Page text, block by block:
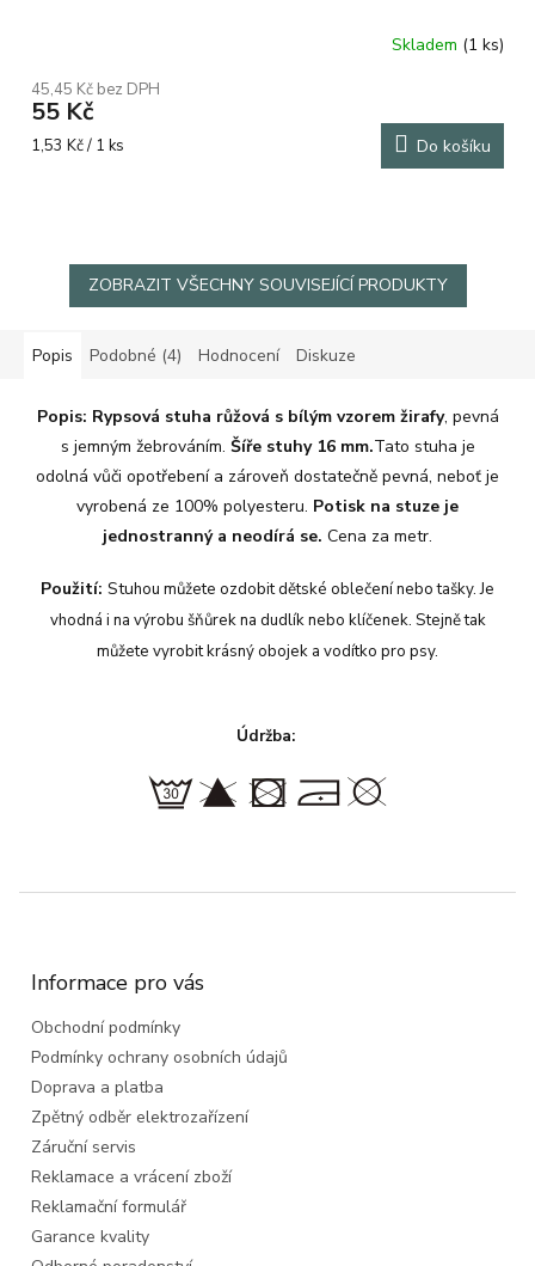
produktu
je
5,0
Skladem (1 ks)
45,45 Kč bez DPH
55 Kč
Měrná
1,53 Kč / 1 ks Do košíku
ZOBRAZIT VŠECHNY SOUVISEJÍCÍ PRODUKTY
Popis Podobné (4) Hodnocení Diskuze
Popis: Rypsová stuha růžová s bílým vzorem žirafy, pevná
s jemným žebrováním. Šíře stuhy 16 mm.Tato stuha je
odolná vůči opotřebení a zároveň dostatečně pevná, neboť je
vyrobená ze 100% polyesteru. Potisk na stuze je
jednostranný a neodírá se. Cena za metr.
Použití: Stuhou můžete ozdobit dětské oblečení nebo tašky. Je
vhodná i na výrobu šňůrek na dudlík nebo klíčenek. Stejně tak
můžete vyrobit krásný obojek a vodítko pro psy.
Údržba:
Informace pro vás
Obchodní podmínky
Podmínky ochrany osobních údajů
Doprava a platba
Zpětný odběr elektrozařízení
Záruční servis
Reklamace a vrácení zboží
Reklamační formulář
Garance kvality